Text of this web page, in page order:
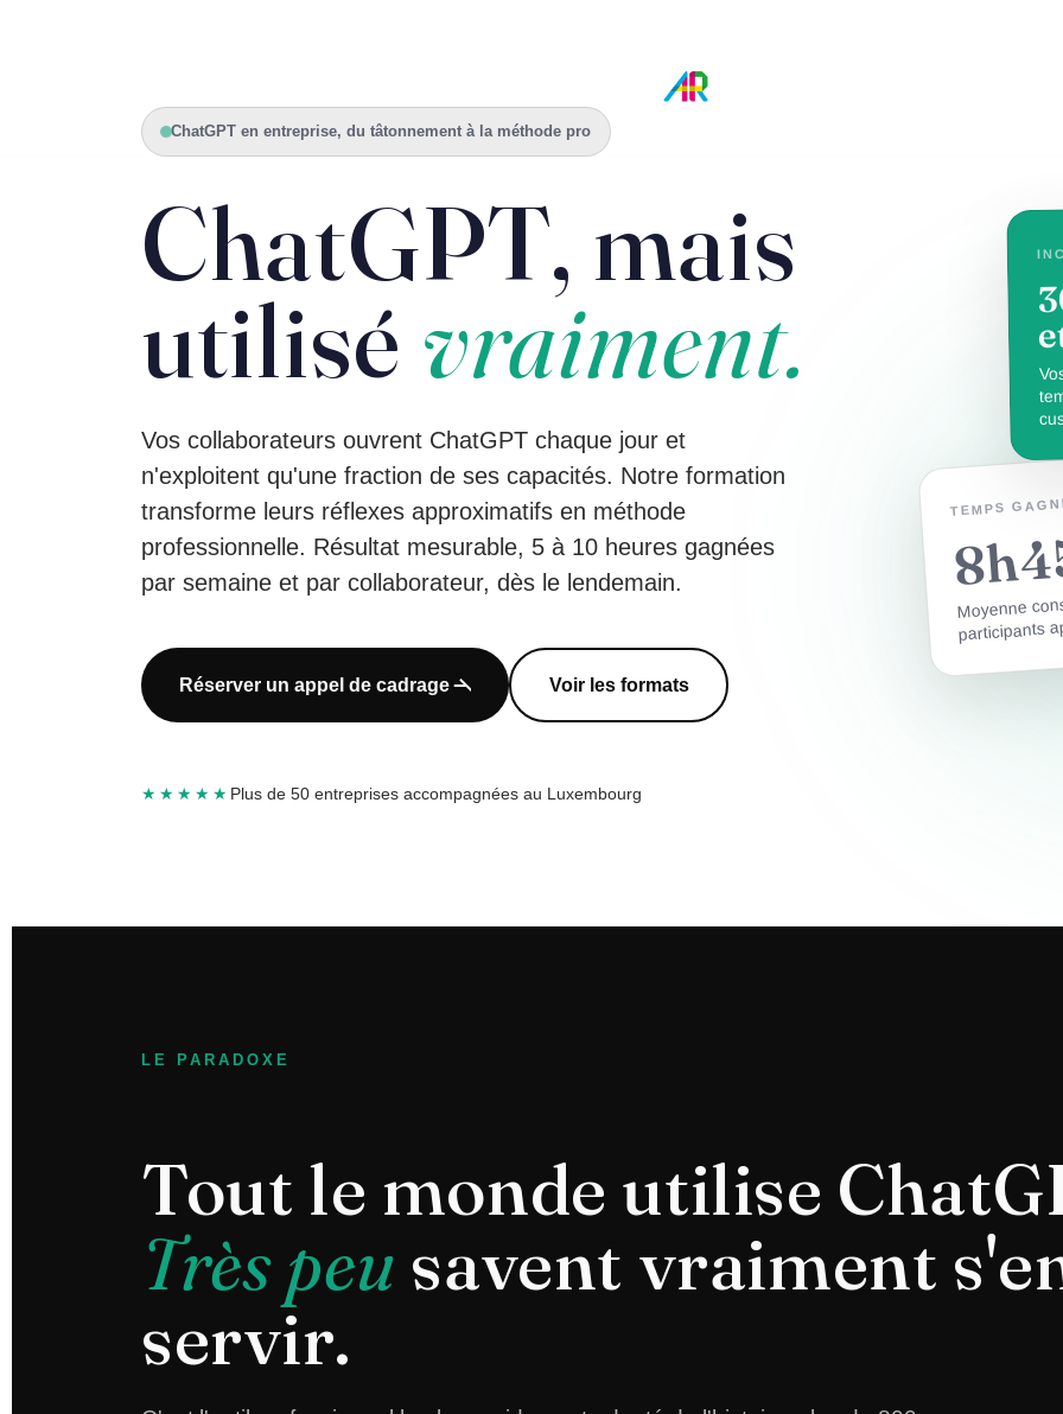
ChatGPT en entreprise, du tâtonnement à la méthode pro
ChatGPT, mais
utilisé vraiment.
Vos collaborateurs ouvrent ChatGPT chaque jour et
n'exploitent qu'une fraction de ses capacités. Notre formation
transforme leurs réflexes approximatifs en méthode
professionnelle. Résultat mesurable, 5 à 10 heures gagnées
par semaine et par collaborateur, dès le lendemain.
Réserver un appel de cadrage Voir les formats
★★★★★ Plus de 50 entreprises accompagnées au Luxembourg
TEMPS
Moyenne
participants
LE PARADOXE
Tout le monde utilise
Très peu savent vraiment
servir.